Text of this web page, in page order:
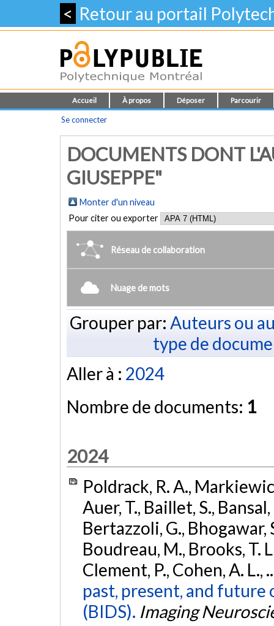
< Retour au portail
Accueil À propos Déposer Parcourir
Se connecter
DOCUMENTS DONT
GIUSEPPE"
Monter d'un niveau
Pour citer ou exporter
Réseau de collaboration
Nuage de mots
Grouper par: Auteurs ou
type de
Aller à : 2024
Nombre de documents: 1
2024
Poldrack, R. A.,
Auer, T., Baillet, S.,
Bertazzoli, G., Bhogawar,
Boudreau, M., Brooks, T.
Clement, P., Cohen, A.
past, present, and
(BIDS). Imaging